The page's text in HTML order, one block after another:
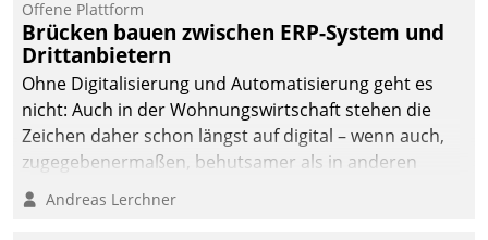
Offene Plattform
Brücken bauen zwischen ERP-System und
Drittanbietern
Ohne Digitalisierung und Automatisierung geht es
nicht: Auch in der Wohnungswirtschaft stehen die
Zeichen daher schon längst auf digital – wenn auch,
zugegebenermaßen, behutsamer als in anderen
Branchen.
Andreas Lerchner